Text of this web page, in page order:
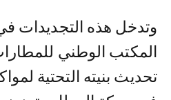
وتدخل هذه التجديدات
المكتب الوطني
تحديث بنيته التحتية